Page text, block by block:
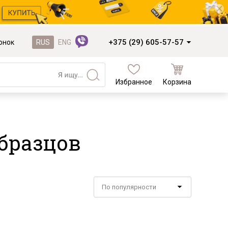
RUS ENG +375 (29) 605-57-57
Кухни из готовых модулей
Распродажа остатков столешниц
Наполнение кухонь
Избранное Корзина
По популярности